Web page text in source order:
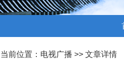
当前位置： 电视广播 >> 文章详情